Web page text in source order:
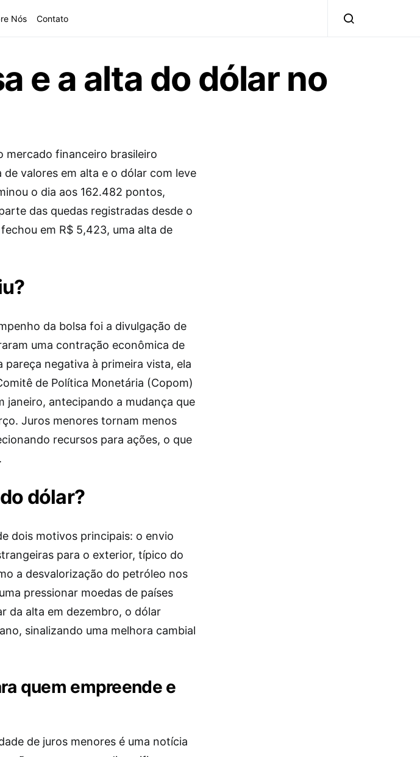
Nós Contato
e a alta do dólar no
mercado financeiro brasileiro
valores em alta e o dólar com leve
o dia aos 162.482 pontos,
das quedas registradas desde o
em R$ 5,423, uma alta de
da bolsa foi a divulgação de
uma contração econômica de
negativa à primeira vista, ela
de Política Monetária (Copom)
janeiro, antecipando a mudança que
Juros menores tornam menos
recursos para ações, o que
dólar?
dois motivos principais: o envio
para o exterior, típico do
a desvalorização do petróleo nos
pressionar moedas de países
da alta em dezembro, o dólar
sinalizando uma melhora cambial
quem empreende e
de juros menores é uma notícia